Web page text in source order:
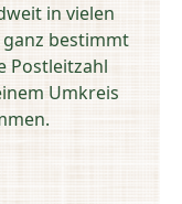
in vielen
bestimmt
Postleitzahl
Umkreis